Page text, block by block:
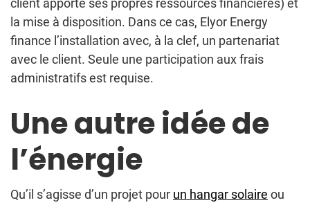
client apporte ses propres ressources financières) et
la mise à disposition. Dans ce cas, Elyor Energy
finance l’installation avec, à la clef, un partenariat
avec le client. Seule une participation aux frais
administratifs est requise.
Une autre idée de
l’énergie
Qu’il s’agisse d’un projet pour un hangar solaire ou